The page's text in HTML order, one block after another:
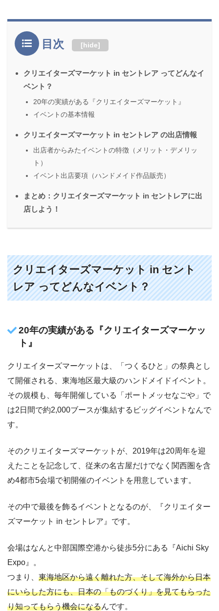
目次 [hide]
クリエイターズマーケット in セントレア ってどんなイ
ベント？
20年の実績がある『クリエイターズマーケット』
イベントの基本情報
クリエイターズマーケット in セントレア の出店情報
出店者からみたイベントの特徴（メリット・デメリッ
ト）
イベント出店要項（ハンドメイド作品販売）
まとめ：クリエイターズマーケット in セントレアに出
店しよう！
クリエイターズマーケット in セント
レア ってどんなイベント？
20年の実績がある『クリエイターズマーケッ
ト』
クリエイターズマーケットは、「つくるひと」の祭典とし
て開催される、東海地区最大級のハンドメイドイベント。
その規模も、毎年開催している「ポートメッセなごや」で
は2日間で約2,000ブースが集結するビッグイベントなんで
す。
そのクリエイターズマーケットが、2019年は20周年を迎
えたことを記念して、従来の名古屋だけでなく関西圏を含
め4都市5会場で初開催のイベントを用意しています。
その中で最後を飾るイベントとなるのが、『クリエイター
ズマーケット in セントレア』です。
会場はなんと中部国際空港から徒歩5分にある『Aichi Sky
Expo』。
つまり、 東海地区から遠く離れた方、そして海外から日本
にいらした方にも、日本の「ものづくり」を見てもらった
り知ってもらう機会になるんです。